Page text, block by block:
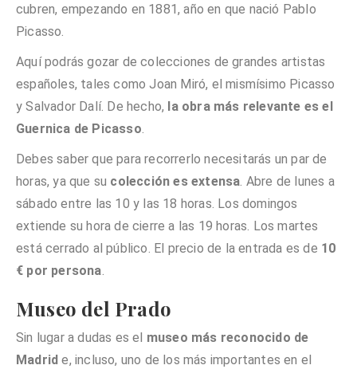
cubren, empezando en 1881, año en que nació Pablo
Picasso.
Aquí podrás gozar de colecciones de grandes artistas
españoles, tales como Joan Miró, el mismísimo Picasso
y Salvador Dalí. De hecho, la obra más relevante es el
Guernica de Picasso
Debes saber que para recorrerlo necesitarás un par de
horas, ya que su colección es extensa . Abre de lunes a
sábado entre las 10 y las 18 horas. Los domingos
extiende su hora de cierre a las 19 horas. Los martes
está cerrado al público. El precio de la entrada es de 10
€ por persona
Museo del Prado
Sin lugar a dudas es el museo más reconocido de
Madrid e, incluso, uno de los más importantes en el